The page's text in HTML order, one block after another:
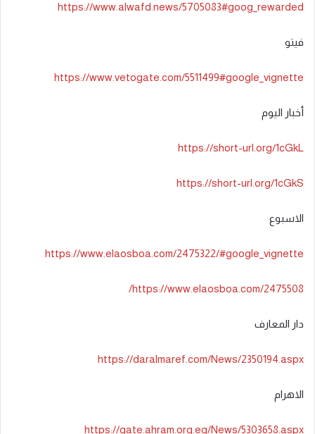
https://www.alwafd.news/5705083#goog_rewarded
فيتو
https://www.vetogate.com/5511499#google_vignette
أخبار اليوم
https://short-url.org/1cGkL
https://short-url.org/1cGkS
الاسبوع
https://www.elaosboa.com/2475322/#google_vignette
https://www.elaosboa.com/2475508/
دار المعارف
https://daralmaref.com/News/2350194.aspx
الاهرام
https://gate.ahram.org.eg/News/5303658.aspx